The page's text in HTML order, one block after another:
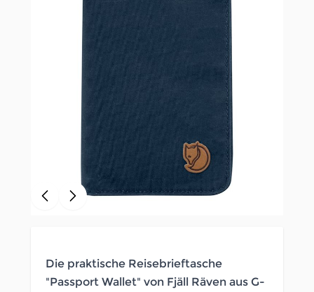
Die praktische Reisebrieftasche
"Passport Wallet" von Fjäll Räven aus G-